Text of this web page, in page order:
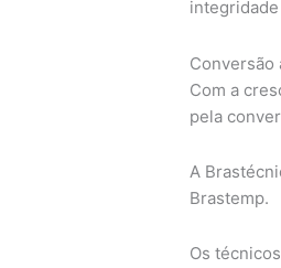
Conversão
Com a
pela
A
Brastemp.
Os